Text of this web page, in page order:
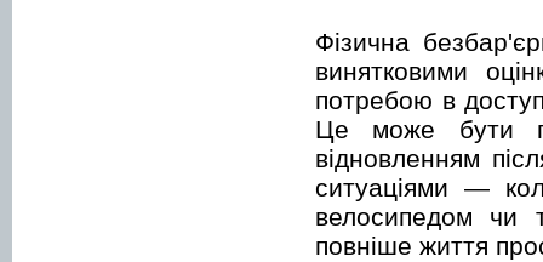
Фізична
винятковими
потребою в
Це може бути
відновленням
ситуаціями —
велосипедом чи
повніше життя